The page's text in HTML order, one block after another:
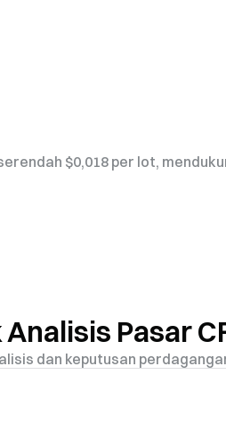
$0,018 per lot,
Pasar
dan keputusan